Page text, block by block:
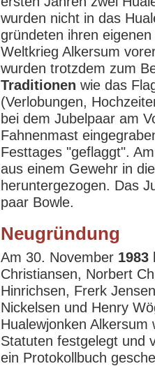
wurden nicht in das
gründeten ihren
Weltkrieg Alkersum
wurden trotzdem zum
Traditionen wie das
(Verlobungen,
bei dem Jubelpaar am
Fahnenmast
Festtages "geflaggt".
aus einem Gewehr in
heruntergezogen. Das
paar Bowle.
Neugründung
Am 30. November 1983
Christiansen, Norbert
Hinrichsen, Frerk
Nickelsen und Henry
Hualewjonken
Statuten festgelegt und
ein Protokollbuch